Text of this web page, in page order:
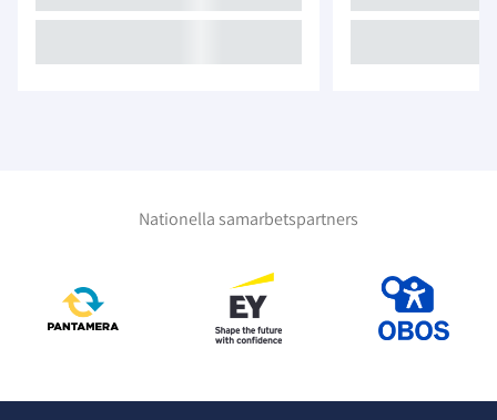
Nationella samarbetspartners